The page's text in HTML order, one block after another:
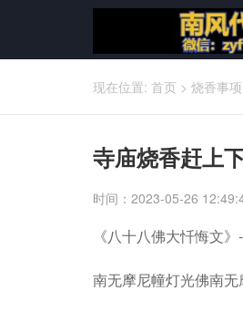
现在位置: 首页 > 烧香事项
寺庙烧香赶上
时间：2023-05-26
《八十八佛大忏悔文
南无摩尼幢灯光佛南